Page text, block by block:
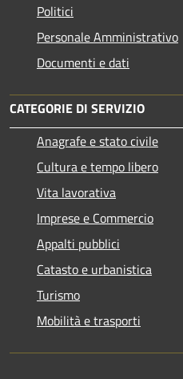
Politici
Personale Amministrativo
Documenti e dati
CATEGORIE DI SERVIZIO
Anagrafe e stato civile
Cultura e tempo libero
Vita lavorativa
Imprese e Commercio
Appalti pubblici
Catasto e urbanistica
Turismo
Mobilità e trasporti